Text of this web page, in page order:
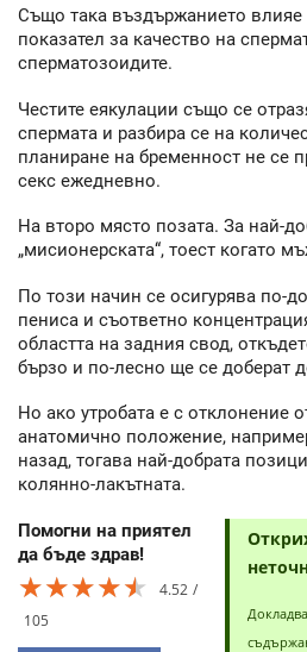
Също така въздържанието
показател за качество на
сперматозоидите.
Честите еякулации също се
спермата и разбира се на
планиране на бременност не се
секс ежедневно.
На второ място позата. За най-
„мисионерската“, тоест когато
По този начин се осигурява по-
пениса и съответно
областта на задния свод,
бързо и по-лесно ще се доберат
Но ако утробата е с отклонение
анатомично положение,
назад, тогава най-добрата
колянно-лакътната.
Помогни на приятел
да бъде здрав!
★★★★★
★★★★★
★★★★★
4.52
105